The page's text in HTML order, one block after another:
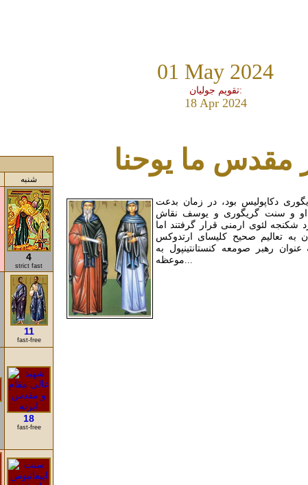
01 May 2024
تقویم جولیان:
18 Apr 2024
مقدس ما یوحنا
دکاپولیس بود، در زمان بدعت
او و سنت گریگوری و یوسف نقاش
شکنجه لئوی ارمنی قرار گرفتند اما
به تعالیم صحیح کلیسای ارتدوکس
عنوان رهبر صومعه کنستانتینپول به
موعظه...
شنبه
4
strict fast
11
fast-free
18
fast-free